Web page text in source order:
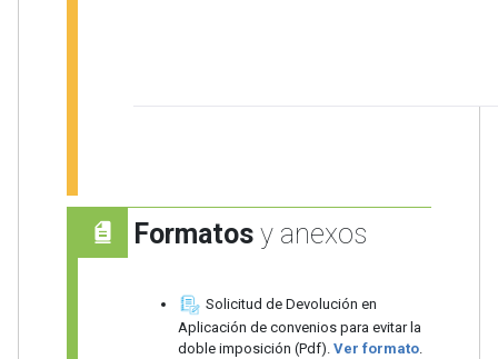
Formatosy anexos
Solicitud de Devolución en
Aplicación de convenios para evitar la
doble imposición (Pdf). Ver formato.